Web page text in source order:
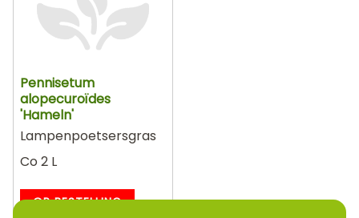
Pennisetum
alopecuroïdes
'Hameln'
Lampenpoetsersgras
Co 2 L
OP BESTELLING